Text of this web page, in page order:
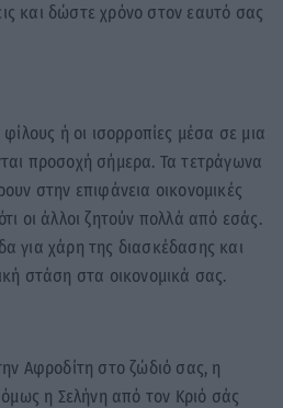
και δώστε χρόνο στον εαυτό σας
ή οι ισορροπίες μέσα σε μια
προσοχή σήμερα. Τα τετράγωνα
στην επιφάνεια οικονομικές
οι άλλοι ζητούν πολλά από εσάς.
για χάρη της διασκέδασης και
στάση στα οικονομικά σας.
Αφροδίτη στο ζώδιό σας, η
όμως η Σελήνη από τον Κριό σάς